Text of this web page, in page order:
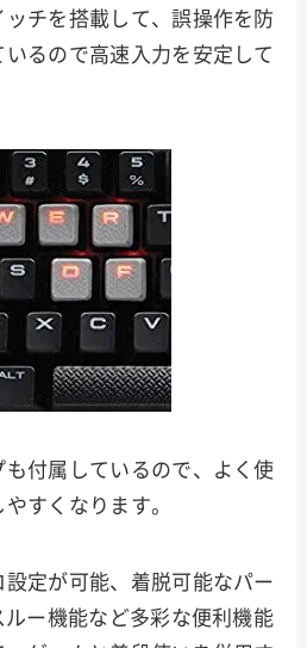
チを搭載して、誤操作を防
るので高速入力を安定して
付属しているので、よく使
すくなります。
定が可能、着脱可能なパー
ルー機能など多彩な便利機能